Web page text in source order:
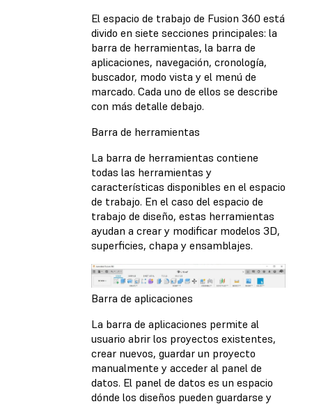
El espacio de trabajo de Fusion 360 está
divido en siete secciones principales: la
barra de herramientas, la barra de
aplicaciones, navegación, cronología,
buscador, modo vista y el menú de
marcado. Cada uno de ellos se describe
con más detalle debajo.
Barra de herramientas
La barra de herramientas contiene
todas las herramientas y
características disponibles en el espacio
de trabajo. En el caso del espacio de
trabajo de diseño, estas herramientas
ayudan a crear y modificar modelos 3D,
superficies, chapa y ensamblajes.
Barra de aplicaciones
La barra de aplicaciones permite al
usuario abrir los proyectos existentes,
crear nuevos, guardar un proyecto
manualmente y acceder al panel de
datos. El panel de datos es un espacio
dónde los diseños pueden guardarse y